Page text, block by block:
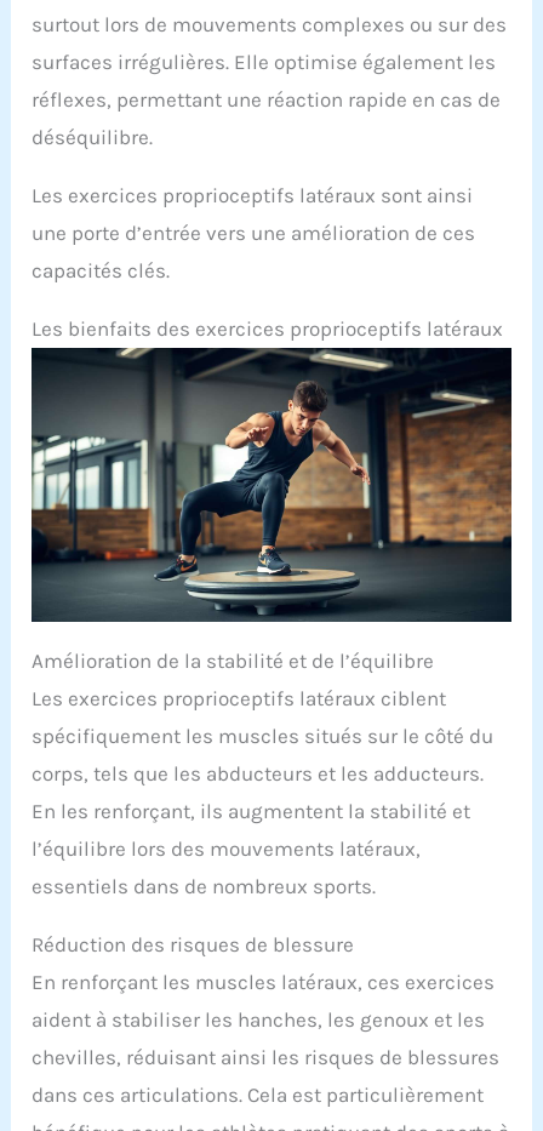
surtout lors de mouvements complexes ou sur des
surfaces irrégulières. Elle optimise également les
réflexes, permettant une réaction rapide en cas de
déséquilibre.
Les exercices proprioceptifs latéraux sont ainsi
une porte d’entrée vers une amélioration de ces
capacités clés.
Les bienfaits des exercices proprioceptifs latéraux
Amélioration de la stabilité et de l’équilibre
Les exercices proprioceptifs latéraux ciblent
spécifiquement les muscles situés sur le côté du
corps, tels que les abducteurs et les adducteurs.
En les renforçant, ils augmentent la stabilité et
l’équilibre lors des mouvements latéraux,
essentiels dans de nombreux sports.
Réduction des risques de blessure
En renforçant les muscles latéraux, ces exercices
aident à stabiliser les hanches, les genoux et les
chevilles, réduisant ainsi les risques de blessures
dans ces articulations. Cela est particulièrement